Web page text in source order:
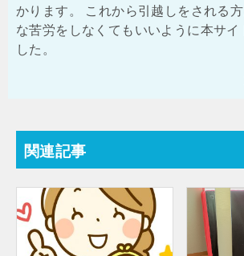
かります。 これから引越しをされる
な苦労をしなくてもいいように本サイ
した。
関連記事